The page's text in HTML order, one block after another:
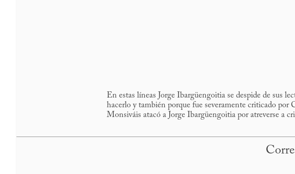
En estas líneas Jorge Ibargüengoitia se despide de sus
hacerlo y también porque fue severamente criticado
Monsiváis atacó a Jorge Ibargüengoitia por atreverse a